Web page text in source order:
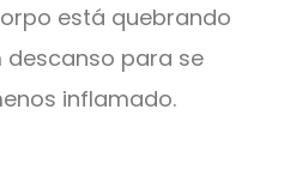
está quebrando
descanso para se
inflamado.